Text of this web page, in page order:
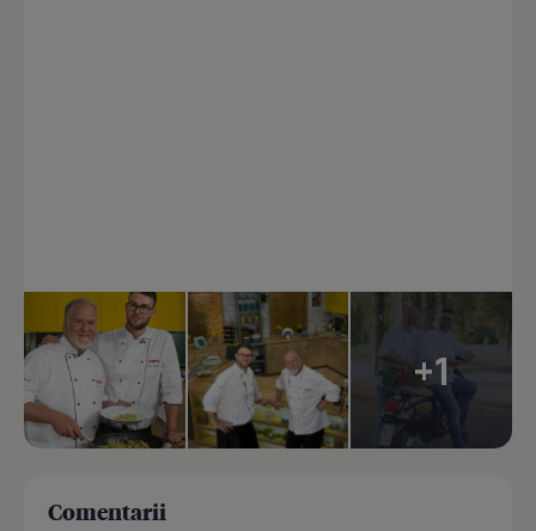
+1
Comentarii